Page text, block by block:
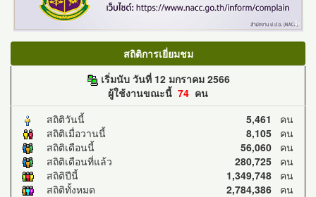
สถิติการเยี่ยมชม
เริ่มนับ วันที่ 12 มกราคม 2566
ผู้ใช้งานขณะนี้ 74 คน
สถิติวันนี้
5,461 คน
สถิติเมื่อวานนี้
8,105 คน
สถิติเดือนนี้
56,060 คน
สถิติเดือนที่แล้ว
280,725 คน
สถิติปีนี้
1,349,748 คน
สถิติทั้งหมด
2,784,386 คน